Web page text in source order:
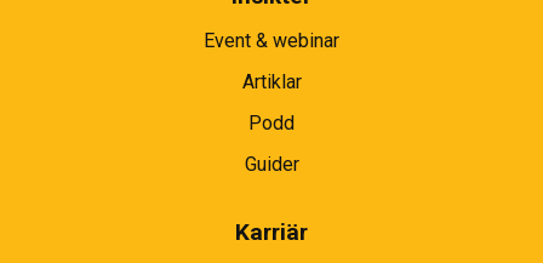
Event & webinar
Artiklar
Podd
Guider
Karriär